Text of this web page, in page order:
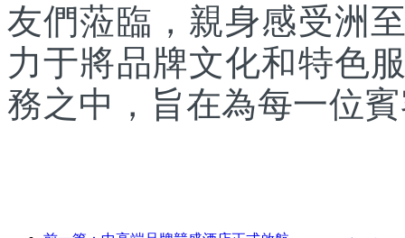
友們蒞臨，親身感受洲
力于將品牌文化和特色
務之中，旨在為每一位